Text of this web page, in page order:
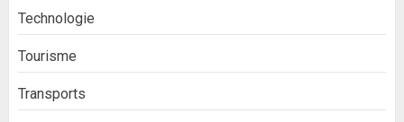
Technologie
Tourisme
Transports